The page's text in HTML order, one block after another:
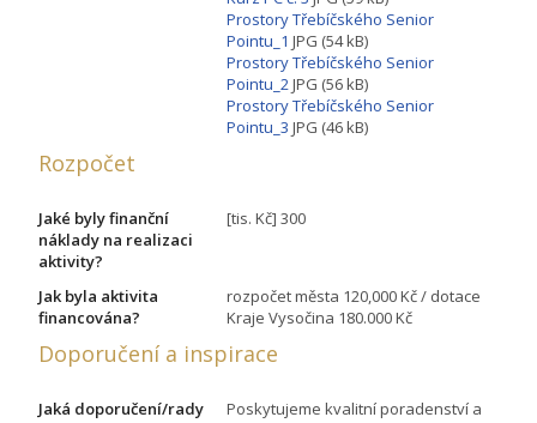
Prostory Třebíčského Senior
Pointu_1 JPG (54 kB)
Prostory Třebíčského Senior
Pointu_2 JPG (56 kB)
Prostory Třebíčského Senior
Pointu_3 JPG (46 kB)
Rozpočet
Jaké byly finanční
náklady na realizaci
aktivity?
[tis. Kč] 300
Jak byla aktivita
financována?
rozpočet města 120,000 Kč / dotace
Kraje Vysočina 180.000 Kč
Doporučení a inspirace
Jaká doporučení/rady
Poskytujeme kvalitní poradenství a